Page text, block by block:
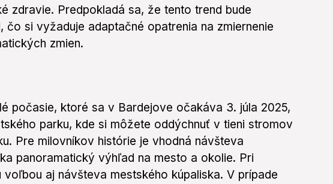
zdravie. Predpokladá sa, že tento trend bude
si vyžaduje adaptačné opatrenia na zmiernenie
zmien.
počasie, ktoré sa v Bardejove očakáva 3. júla 2025,
parku, kde si môžete oddýchnuť v tieni stromov
Pre milovníkov histórie je vhodná návšteva
panoramatický výhľad na mesto a okolie. Pri
aj návšteva mestského kúpaliska. V prípade